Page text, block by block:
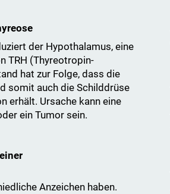
der Hypothalamus, eine
TRH (Thyreotropin-
hat zur Folge, dass die
somit auch die Schilddrüse
erhält. Ursache kann eine
ein Tumor sein.
Anzeichen haben.